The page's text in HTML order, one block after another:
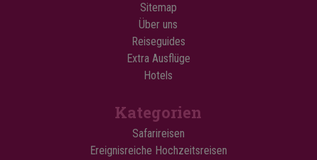
Sitemap
Über uns
Reiseguides
Extra Ausflüge
Hotels
Kategorien
Safarireisen
Ereignisreiche Hochzeitsreisen